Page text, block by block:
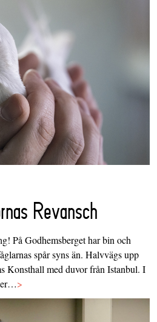
Revansch
På Godhemsberget har bin och
spår syns än. Halvvägs upp
Konsthall med duvor från Istanbul. I
>